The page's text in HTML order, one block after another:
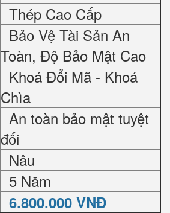
Thép Cao Cấp
Bảo Vệ Tài Sản An
Toàn, Độ Bảo Mật Cao
Khoá Đổi Mã - Khoá
Chìa
An toàn bảo mật tuyệt
đối
Nâu
5 Năm
6.800.000 VNĐ